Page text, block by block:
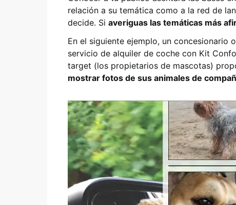
relación a su temática como a la red de
decide. Si averiguas las temáticas más
En el siguiente ejemplo, un
servicio de alquiler de coche con Kit
target (los propietarios de mascotas)
mostrar fotos de sus animales de